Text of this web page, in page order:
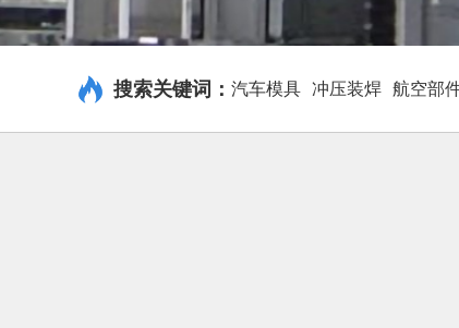
搜索关键词： 汽车模具 冲压装焊 航空部